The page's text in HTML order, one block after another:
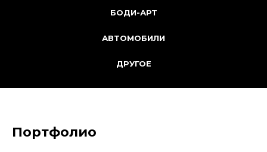
БОДИ-АРТ
АВТОМОБИЛИ
ДРУГОЕ
Портфолио